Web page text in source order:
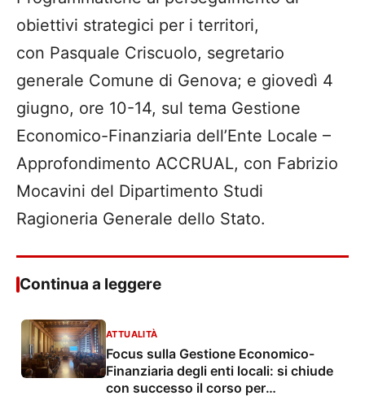
obiettivi strategici per i territori,
con Pasquale Criscuolo, segretario
generale Comune di Genova; e giovedì 4
giugno, ore 10-14, sul tema Gestione
Economico-Finanziaria dell’Ente Locale –
Approfondimento ACCRUAL, con Fabrizio
Mocavini del Dipartimento Studi
Ragioneria Generale dello Stato.
Continua a leggere
ATTUALITÀ
Focus sulla Gestione Economico-
Finanziaria degli enti locali: si chiude
con successo il corso per